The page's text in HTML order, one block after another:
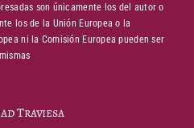
Traviesa
son únicamente los del autor o
los de la Unión Europea o la
ni la Comisión Europea pueden ser